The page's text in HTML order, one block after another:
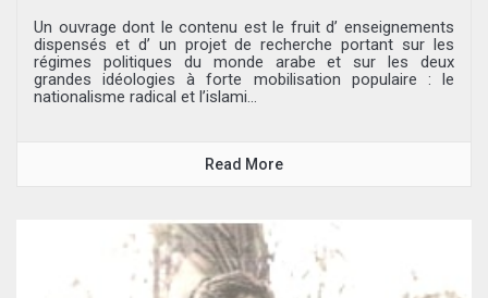
Un ouvrage dont le contenu est le fruit d’ enseignements
dispensés et d’ un projet de recherche portant sur les
régimes politiques du monde arabe et sur les deux
grandes idéologies à forte mobilisation populaire : le
nationalisme radical et l’islami...
Read More